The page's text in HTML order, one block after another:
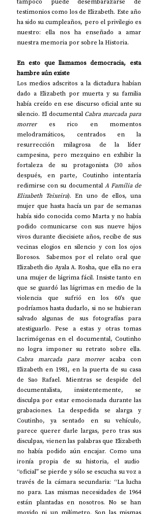
testimonios como los de Elizabeth. Este año
ha sido su cumpleaños, pero el privilegio es
nuestro: ella nos ha enseñado a amar
nuestra memoria por sobre la Historia.
En esto que llamamos democracia, esta
hambre aún existe
Los medios adscritos a la dictadura habían
dado a Elizabeth por muerta y su familia
había creído en ese discurso oficial ante su
silencio. El documental Cabra marcada para
morrer es rico en momentos
melodramáticos, centrados en la
resurrección milagrosa de la líder
campesina, pero mezquino en exhibir la
fortaleza de su protagonista (30 años
después, en parte, Coutinho intentaría
redimirse con su documental A Família de
Elizabeth Teixeira). En uno de ellos, una
mujer que hasta hacía un par de semanas
había sido conocida como Marta y no había
podido comunicarse con sus nueve hijos
vivos durante diecisiete años, recibe de sus
vecinas elogios en silencio y con los ojos
llorosos.  Sabemos por el relato oral que
Elizabeth dio Ayala A. Rosha, que ella no era
una mujer de lágrima fácil. Insiste tanto en
que se guardó las lágrimas en medio de la
violencia que sufrió en los 60’s que
podríamos hasta dudarlo, si no se hubieran
salvado algunas de sus fotografías para
atestiguarlo. Pese a estas y otras tomas
lacrimógenas en el documental, Coutinho
Cabra marcada para morrer acaba con
Elizabeth en 1981, en la puerta de su casa
de Sao Rafael. Mientras se despide del
documentalista, insistentemente, se
disculpa por estar emocionada durante las
grabaciones. La despedida se alarga y
Coutinho, ya sentado en su vehículo,
parece querer darle largas, pero tras sus
disculpas, vienen las palabras que Elizabeth
no había podido aún encajar. Como una
ironía propia de su historia, el audio
“oficial” se pierde y sólo se escucha su voz a
través de la cámara secundaria: “La lucha
no para. Las mismas necesidades de 1964
están plantadas en nosotros. No se han